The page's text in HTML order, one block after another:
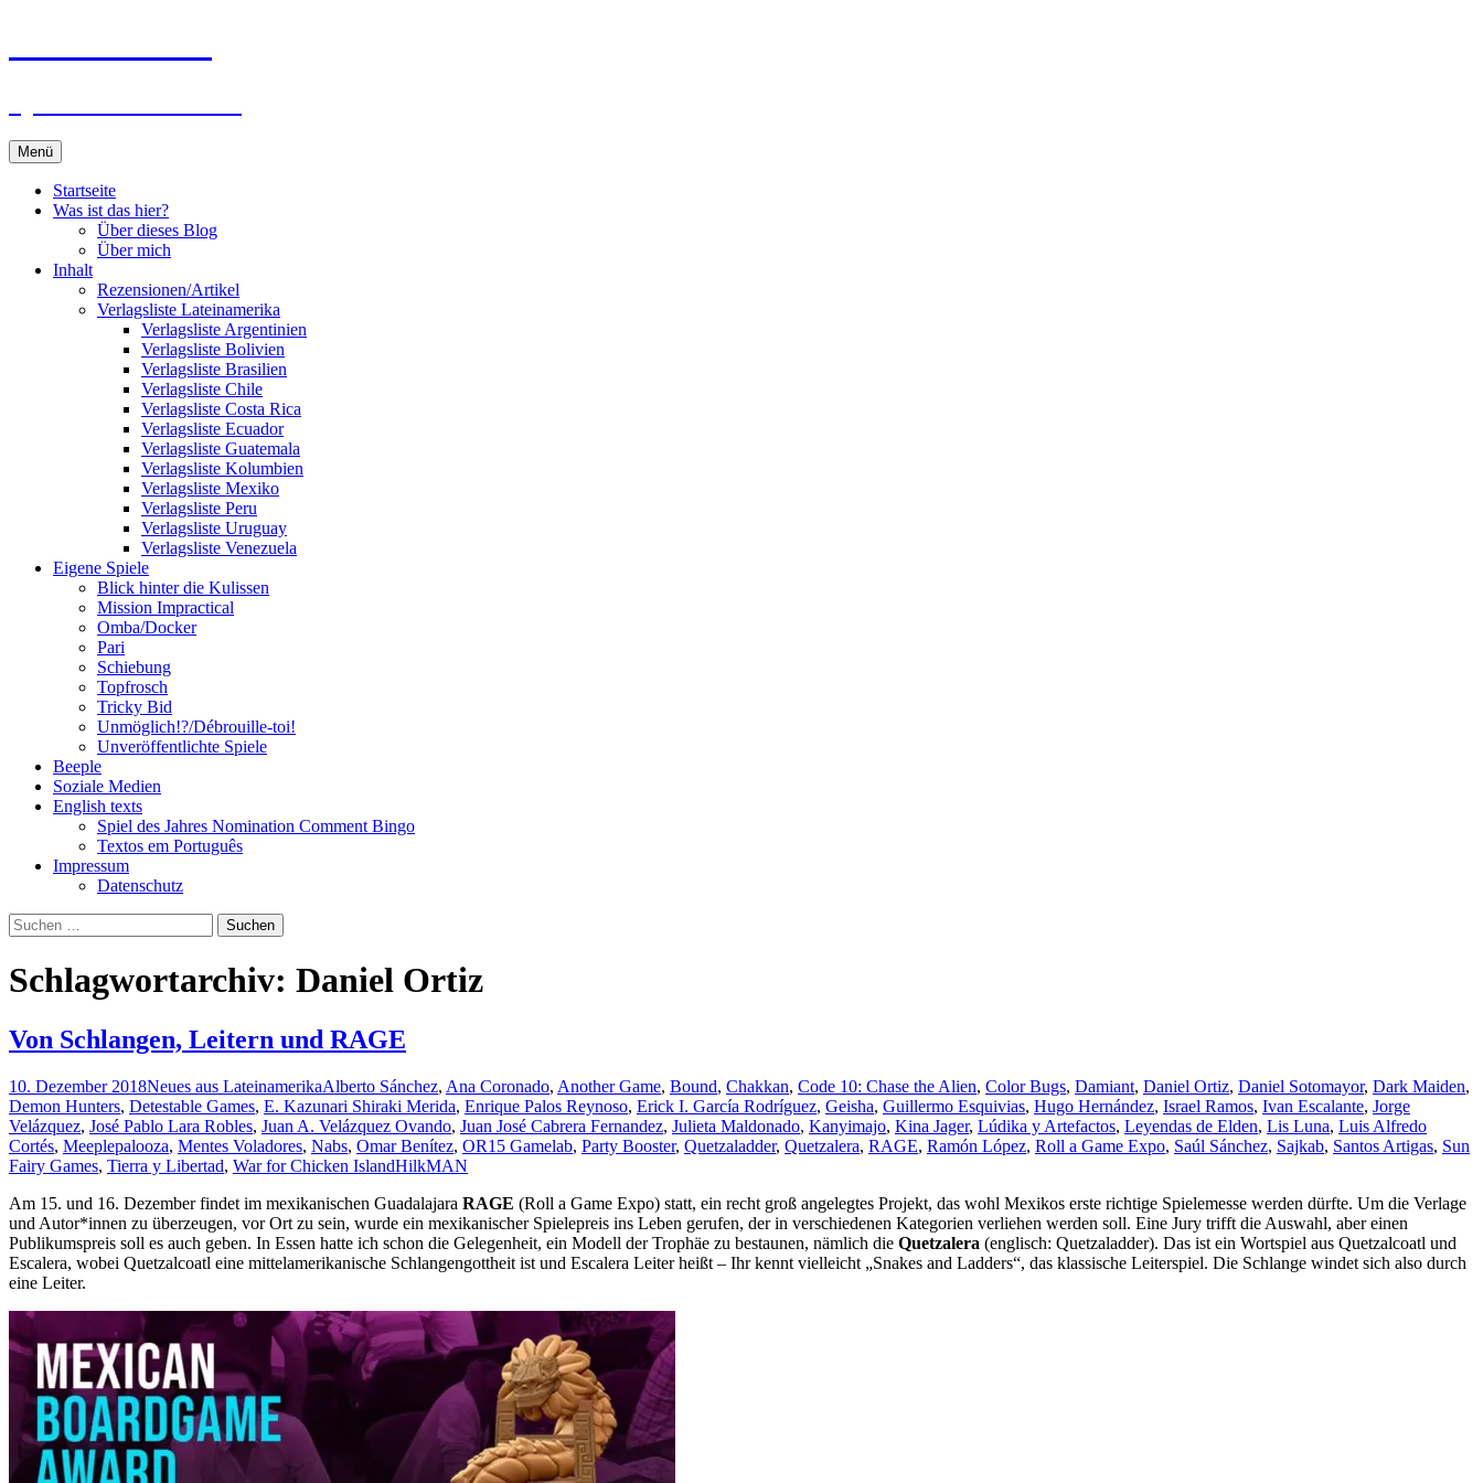
Menü
Startseite
Was ist das hier?
Über dieses Blog
Über mich
Inhalt
Rezensionen/Artikel
Verlagsliste Lateinamerika
Verlagsliste Argentinien
Verlagsliste Bolivien
Verlagsliste Brasilien
Verlagsliste Chile
Verlagsliste Costa Rica
Verlagsliste Ecuador
Verlagsliste Guatemala
Verlagsliste Kolumbien
Verlagsliste Mexiko
Verlagsliste Peru
Verlagsliste Uruguay
Verlagsliste Venezuela
Eigene Spiele
Blick hinter die Kulissen
Mission Impractical
Omba/Docker
Pari
Schiebung
Topfrosch
Tricky Bid
Unmöglich!?/Débrouille-toi!
Unveröffentlichte Spiele
Beeple
Soziale Medien
English texts
Spiel des Jahres Nomination Comment Bingo
Textos em Português
Impressum
Datenschutz
Suchen
nach:
Schlagwortarchiv: Daniel Ortiz
Von Schlangen, Leitern und RAGE
10. Dezember 2018Neues aus LateinamerikaAlberto Sánchez, Ana Coronado, Another Game, Bound, Chakkan, Code 10: Chase the Alien, Color Bugs, Damiant, Daniel Ortiz, Daniel Sotomayor, Dark Maiden,
Demon Hunters, Detestable Games, E. Kazunari Shiraki Merida, Enrique Palos Reynoso, Erick I. García Rodríguez, Geisha, Guillermo Esquivias, Hugo Hernández, Israel Ramos, Ivan Escalante, Jorge
Velázquez, José Pablo Lara Robles, Juan A. Velázquez Ovando, Juan José Cabrera Fernandez, Julieta Maldonado, Kanyimajo, Kina Jager, Lúdika y Artefactos, Leyendas de Elden, Lis Luna, Luis Alfredo
Cortés, Meeplepalooza, Mentes Voladores, Nabs, Omar Benítez, OR15 Gamelab, Party Booster, Quetzaladder, Quetzalera, RAGE, Ramón López, Roll a Game Expo, Saúl Sánchez, Sajkab, Santos Artigas, Sun
Fairy Games, Tierra y Libertad, War for Chicken IslandHilkMAN
Am 15. und 16. Dezember findet im mexikanischen Guadalajara RAGE (Roll a Game Expo) statt, ein recht groß angelegtes Projekt, das wohl Mexikos erste richtige Spielemesse werden dürfte. Um die Verlage
und Autor*innen zu überzeugen, vor Ort zu sein, wurde ein mexikanischer Spielepreis ins Leben gerufen, der in verschiedenen Kategorien verliehen werden soll. Eine Jury trifft die Auswahl, aber einen
Publikumspreis soll es auch geben. In Essen hatte ich schon die Gelegenheit, ein Modell der Trophäe zu bestaunen, nämlich die Quetzalera (englisch: Quetzaladder). Das ist ein Wortspiel aus Quetzalcoatl und
Escalera, wobei Quetzalcoatl eine mittelamerikanische Schlangengottheit ist und Escalera Leiter heißt – Ihr kennt vielleicht „Snakes and Ladders“, das klassische Leiterspiel. Die Schlange windet sich also durch
eine Leiter.